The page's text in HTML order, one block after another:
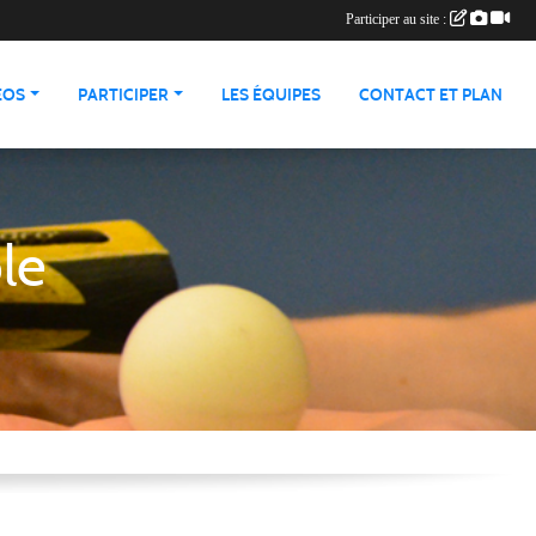
PARTICIPER LES ÉQUIPES CONTACT ET PLAN
Participer au site :